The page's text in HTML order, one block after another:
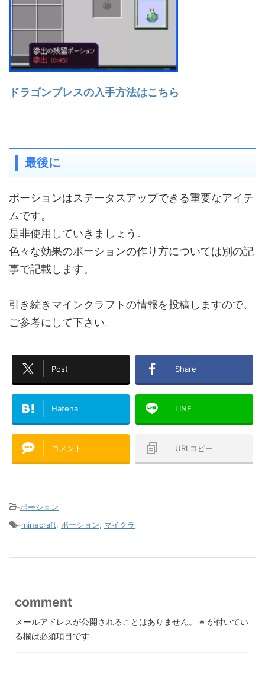
ドラゴンブレスの入手方法はこちら
最後に
ポーションはステータスアップできる重要なアイテ
ムです。
是非使用していきましょう。
色々な効果のポーションの作り方については別の記
事で記載します。
引き続きマインクラフトの情報を投稿しますので、
ご参考にして下さい。
Post Share
Hatena LINE
コメント URLコピー
-ポーション
-minecraft ポーション マイクラ
comment
メールアドレスが公開されることはありません。 ※ が付いてい
る欄は必須項目です